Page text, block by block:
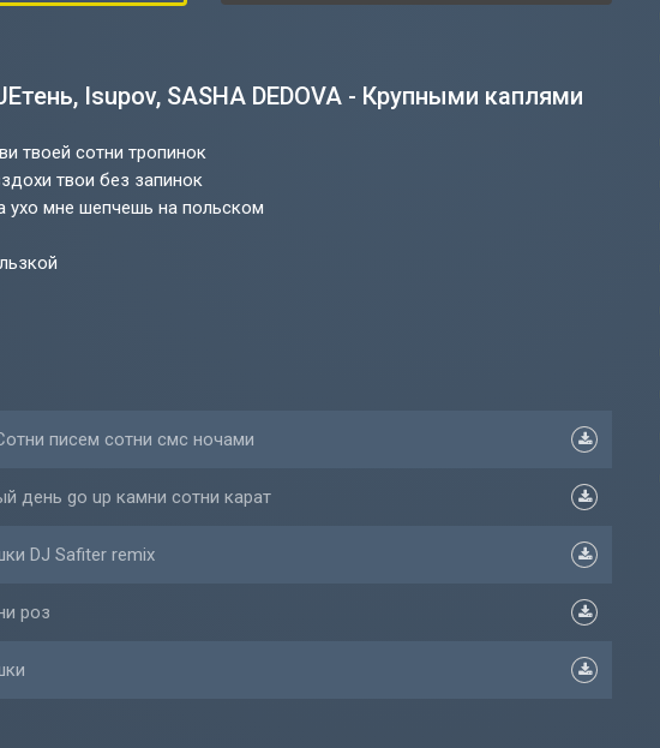
Isupov, SASHA DEDOVA - Крупными каплями
твоей сотни тропинок
твои без запинок
ухо мне шепчешь на польском
писем сотни смс ночами
день go up камни сотни карат
DJ Safiter remix
роз